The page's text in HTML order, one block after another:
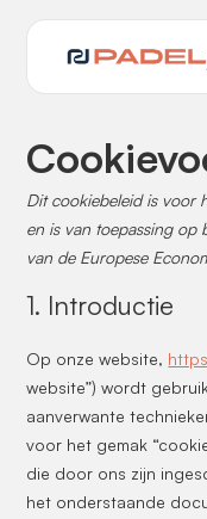
Dit cookiebeleid is voor
en is van toepassing op
van de Europese
1. Introductie
Op onze website,
website”) wordt
aanverwante
voor het gemak
die door ons zijn
het onderstaande